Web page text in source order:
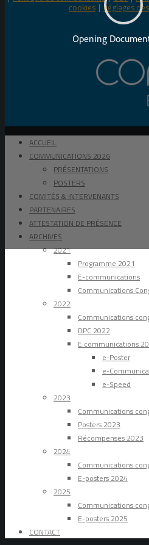
cookies| Réglages
ACCUEIL
COMMUNICATIONS 2026
PRÉSENTATIONS
POSTERS
COMITÉS & INTERVENANTS
PARTENAIRES
ATTESTATION DE PRÉSENCE
ARCHIVES
2021
Programme 2021
E-communications
Communications
2022
Communications
DPC 2022
E.communications
e-Poster
e-
e-Speed
2023
Communications
Posters 2023
Récompenses 2023
2024
Communications
E-posters 2024
2025
Communications
E-posters 2025
CONTACT